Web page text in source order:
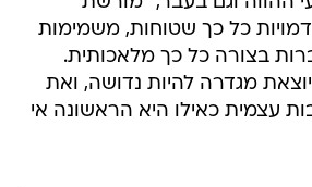
כל כך שטוחות, משמימות
בצורה כל כך מלאכותית.
מגדרה להיות נדושה, ואת
עצמית כאילו היא הראשונה אי